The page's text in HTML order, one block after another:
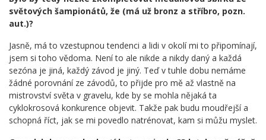
světových šampionátů, že (má už bronz a stříbro, pozn.
aut.)?
Jasně, má to vzestupnou tendenci a lidi v okolí mi to připomínají,
jsem si toho vědoma. Není to ale nikde a nikdy daný a každá
sezóna je jiná, každý závod je jiný. Teď v tuhle dobu nemáme
žádné porovnání ze závodů, to přijde pro mě až vlastně na
mistrovství světa v gravelu, kde by se mohla nějaká ta
cyklokrosová konkurence objevit. Takže pak budu moudřejší a
schopná říct, jak se mi povedlo natrénovat, kam si můžu myslet.